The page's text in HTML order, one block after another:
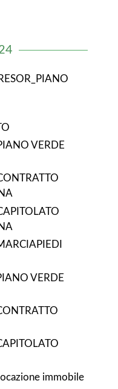
VERDE
VERDE
immobile